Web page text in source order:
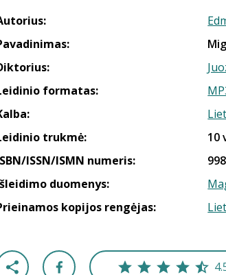
formatas:
trukmė:
10
ISSN/ISMN numeris:
duomenys:
kopijos rengėjas: